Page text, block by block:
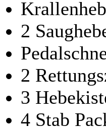
2
2
3
4 Stab